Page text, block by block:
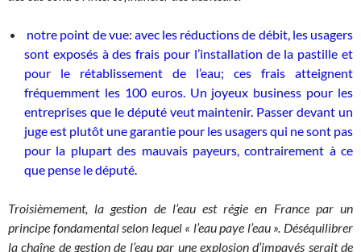
notre point de vue: avec les réductions de débit, les usagers
sont exposés à des frais pour l’installation de la pastille et
pour le rétablissement de l’eau; ces frais atteignent
fréquemment les 100 euros. Un joyeux business pour les
entreprises que le député veut maintenir. Passer devant un
juge est plutôt une garantie pour les usagers qui ne sont pas
pour la plupart des mauvais payeurs, contrairement à ce
que pense le député.
Troisièmement, la gestion de l’eau est régie en France par un
principe fondamental selon lequel « l’eau paye l’eau ». Déséquilibrer
la chaîne de gestion de l’eau par une explosion d’impayés serait de